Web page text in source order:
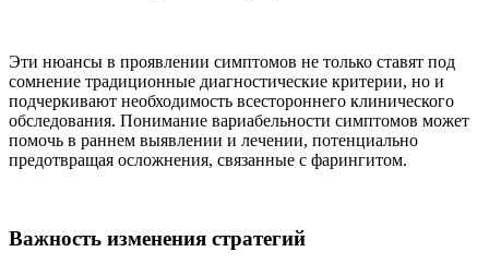
Эти нюансы в проявлении симптомов не только ставят под
сомнение традиционные диагностические критерии, но и
подчеркивают необходимость всестороннего клинического
обследования. Понимание вариабельности симптомов может
помочь в раннем выявлении и лечении, потенциально
предотвращая осложнения, связанные с фарингитом.
Важность изменения стратегий